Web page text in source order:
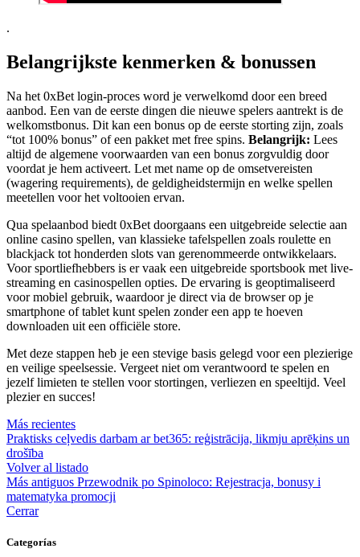
.
Belangrijkste kenmerken & bonussen
Na het 0xBet login-proces word je verwelkomd door een breed
aanbod. Een van de eerste dingen die nieuwe spelers aantrekt is de
welkomstbonus. Dit kan een bonus op de eerste storting zijn, zoals
“tot 100% bonus” of een pakket met free spins. Belangrijk: Lees
altijd de algemene voorwaarden van een bonus zorgvuldig door
voordat je hem activeert. Let met name op de omsetvereisten
(wagering requirements), de geldigheidstermijn en welke spellen
meetellen voor het voltooien ervan.
Qua spelaanbod biedt 0xBet doorgaans een uitgebreide selectie aan
online casino spellen, van klassieke tafelspellen zoals roulette en
blackjack tot honderden slots van gerenommeerde ontwikkelaars.
Voor sportliefhebbers is er vaak een uitgebreide sportsbook met live-
streaming en casinospellen opties. De ervaring is geoptimaliseerd
voor mobiel gebruik, waardoor je direct via de browser op je
smartphone of tablet kunt spelen zonder een app te hoeven
downloaden uit een officiële store.
Met deze stappen heb je een stevige basis gelegd voor een plezierige
en veilige speelsessie. Vergeet niet om verantwoord te spelen en
jezelf limieten te stellen voor stortingen, verliezen en speeltijd. Veel
plezier en succes!
Más recientes
Praktisks ceļvedis darbam ar bet365: reģistrācija, likmju aprēķins un
drošība
Volver al listado
Más antiguos Przewodnik po Spinoloco: Rejestracja, bonusy i
matematyka promocji
Cerrar
Categorías